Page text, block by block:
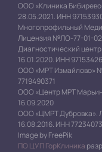
ООО «Клиника
28.05.2021. ИНН
Многопрофильный
Лицензия №ЛО-77-01-
Диагностический
16.01.2020. ИНН
ООО «МРТ Измайлово»
7719490371
ООО «Центр МРТ
16.09.2020
ООО «ЦМРТ Дубровка».
16.08.2016. ИНН
Image by FreePik
ПО ЦУП ГорКлиника